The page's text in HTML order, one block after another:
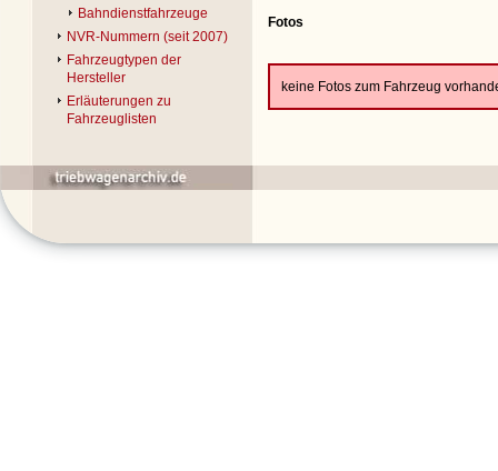
Bahndienstfahrzeuge
NVR-Nummern (seit 2007)
Fahrzeugtypen der
Hersteller
Erläuterungen zu
Fahrzeuglisten
Fotos
keine Fotos zum Fahrzeug